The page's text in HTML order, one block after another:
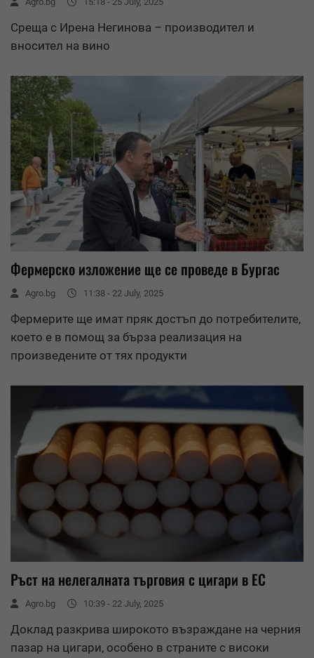
Среща с Ирена Негинова – производител и
вносител на вино
Фермерско изложение ще се проведе в Бургас
Agro.bg 11:38 - 22 July, 2025
Фермерите ще имат пряк достъп до потребителите,
което е в помощ за бърза реализация на
произведените от тях продукти
Ръст на нелегалната търговия с цигари в ЕС
Agro.bg 10:39 - 22 July, 2025
Доклад разкрива широкото възраждане на черния
пазар на цигари, особено в страните с високи